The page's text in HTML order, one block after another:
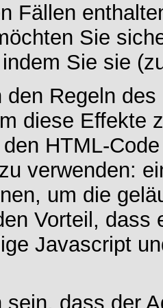
Fällen
Sie
Sie sie
den Regeln
diese Effekte
HTML-
verwenden:
um die
Vorteil, dass
Javascript
sein, dass der